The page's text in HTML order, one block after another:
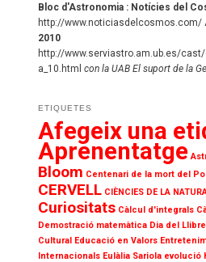
Bloc d'Astronomia : Notícies del
http://www.noticiasdelcosmos.com/
2010
http://www.serviastro.am.ub.es/
a_10.html con la UAB El suport de la
ETIQUETES
Afegeix una
Aprenentatge
Bloom Centenari de la mort del
CERVELL CIÈNCIES DE LA
Curiositats Càlcul d'integrals
Demostració matemàtica Dia del
Cultural Educació en Valors
Internacionals Eulàlia Sariola evolució